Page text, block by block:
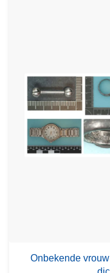
Onbekende